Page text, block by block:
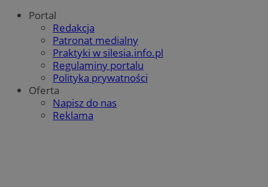
Portal
Redakcja
Patronat medialny
Praktyki w silesia.info.pl
Regulaminy portalu
Polityka prywatności
Oferta
Napisz do nas
Reklama